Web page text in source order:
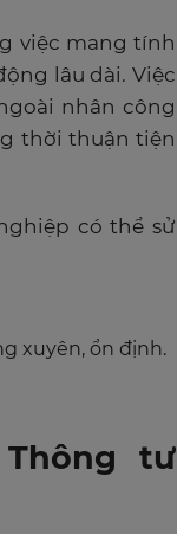
việc mang tính
lâu dài. Việc
nhân công
thời thuận tiện
có thể sử
xuyên, ổn định.
tư